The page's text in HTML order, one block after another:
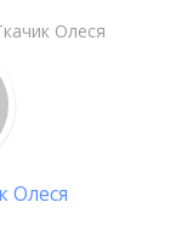
Олеся
Олеся